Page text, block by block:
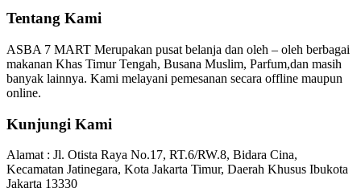
Tentang Kami
ASBA 7 MART Merupakan pusat belanja dan oleh – oleh berbagai
makanan Khas Timur Tengah, Busana Muslim, Parfum,dan masih
banyak lainnya. Kami melayani pemesanan secara offline maupun
online.
Kunjungi Kami
Alamat : Jl. Otista Raya No.17, RT.6/RW.8, Bidara Cina,
Kecamatan Jatinegara, Kota Jakarta Timur, Daerah Khusus Ibukota
Jakarta 13330